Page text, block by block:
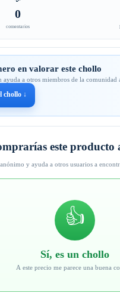
0
comentarios
en valorar este chollo
ayuda a otros miembros de la comunidad
↓
este producto
y ayuda a otros usuarios a
👍
Sí, es un chollo
A este precio me parece una buena